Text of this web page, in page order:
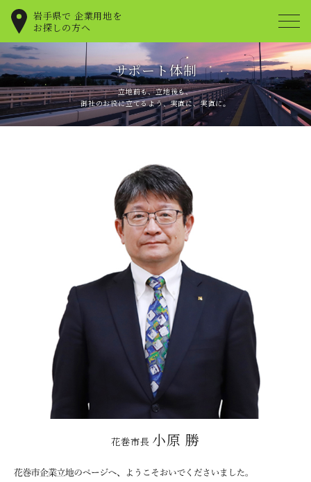
岩手県で 企業用地を
お探しの方へ
サポート体制
立地前も、立地後も、
御社のお役に立てるよう、実直に、実直に。
花巻市長 小原 勝